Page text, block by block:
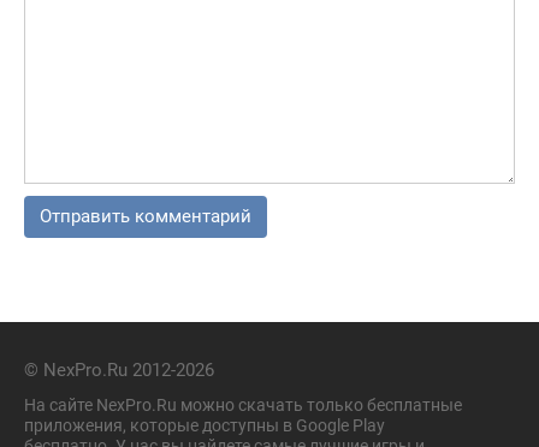
© NexPro.Ru 2012-2026
На сайте NexPro.Ru можно скачать только бесплатные
приложения, которые доступны в Google Play